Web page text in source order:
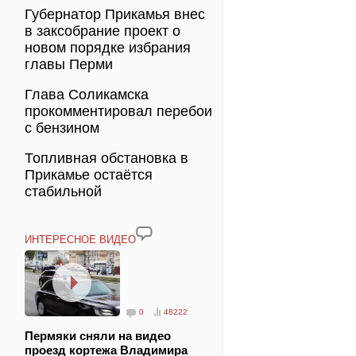
Губернатор Прикамья внес
в заксобрание проект о
новом порядке избрания
главы Перми
Глава Соликамска
прокомментировал перебои
с бензином
Топливная обстановка в
Прикамье остаётся
стабильной
ИНТЕРЕСНОЕ ВИДЕО
0 48222
Пермяки сняли на видео
проезд кортежа Владимира